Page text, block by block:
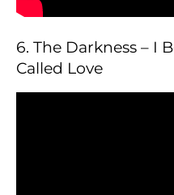
6. The Darkness – I
Called Love